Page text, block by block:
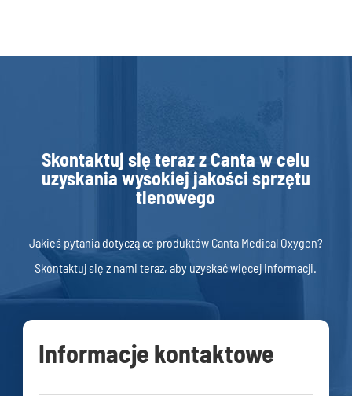
Skontaktuj się teraz z Canta w celu
uzyskania wysokiej jakości sprzętu
tlenowego
Jakieś pytania dotyczące produktów Canta Medical Oxygen?
Skontaktuj się z nami teraz, aby uzyskać więcej informacji.
Informacje kontaktowe